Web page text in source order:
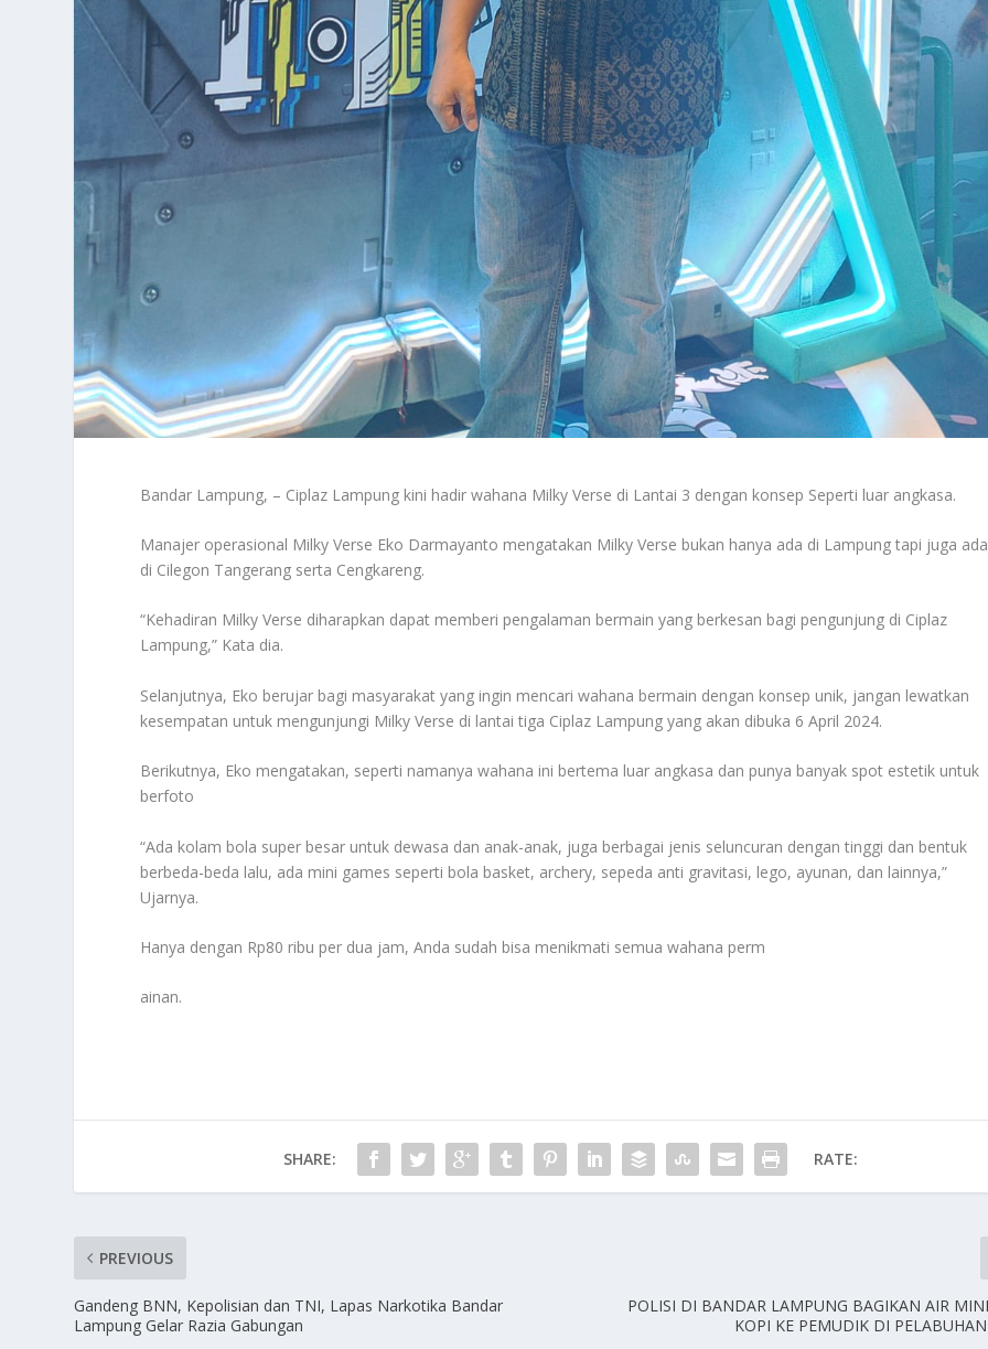
Bandar Lampung, – Ciplaz Lampung kini hadir wahana Milky Verse di Lantai 3 dengan konsep Seperti luar angkasa.
Manajer operasional Milky Verse Eko Darmayanto mengatakan Milky Verse bukan hanya ada di Lampung tapi juga ada
di Cilegon Tangerang serta Cengkareng.
“Kehadiran Milky Verse diharapkan dapat memberi pengalaman bermain yang berkesan bagi pengunjung di Ciplaz
Lampung,” Kata dia.
Selanjutnya, Eko berujar bagi masyarakat yang ingin mencari wahana bermain dengan konsep unik, jangan lewatkan
kesempatan untuk mengunjungi Milky Verse di lantai tiga Ciplaz Lampung yang akan dibuka 6 April 2024.
Berikutnya, Eko mengatakan, seperti namanya wahana ini bertema luar angkasa dan punya banyak spot estetik untuk
berfoto
“Ada kolam bola super besar untuk dewasa dan anak-anak, juga berbagai jenis seluncuran dengan tinggi dan bentuk
berbeda-beda lalu, ada mini games seperti bola basket, archery, sepeda anti gravitasi, lego, ayunan, dan lainnya,”
Ujarnya.
Hanya dengan Rp80 ribu per dua jam, Anda sudah bisa menikmati semua wahana perm
ainan.
SHARE: RATE:
PREVIOUS
Gandeng BNN, Kepolisian dan TNI, Lapas Narkotika Bandar
Lampung Gelar Razia Gabungan
POLISI DI BANDAR LAMPUNG BAGIKAN AIR
KOPI KE PEMUDIK DI